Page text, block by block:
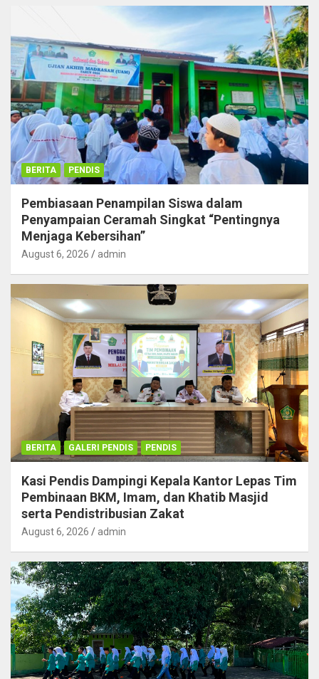
BERITA PENDIS
Pembiasaan Penampilan Siswa dalam
Penyampaian Ceramah Singkat “Pentingnya
Menjaga Kebersihan”
August 6, 2026 admin
BERITA GALERI PENDIS PENDIS
Kasi Pendis Dampingi Kepala Kantor Lepas Tim
Pembinaan BKM, Imam, dan Khatib Masjid
serta Pendistribusian Zakat
August 6, 2026 admin